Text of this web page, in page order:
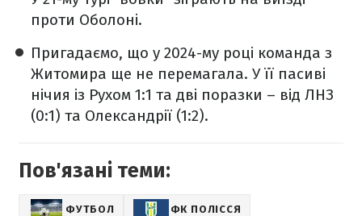
проти Оболоні.
Пригадаємо, що у 2024-му році команда з
Житомира ще не перемагала. У її пасиві
нічия із Рухом 1:1 та дві поразки – від ЛНЗ
(0:1) та Олександрії (1:2).
Пов'язані теми:
ФУТБОЛ ФК ПОЛІССЯ